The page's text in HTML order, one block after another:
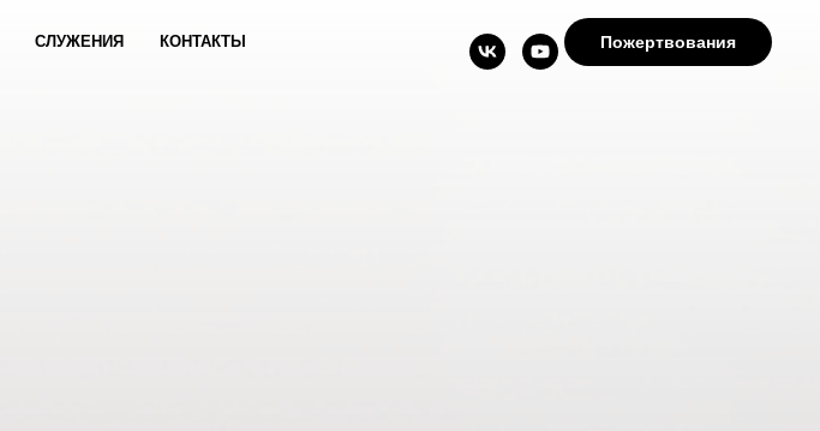
СЛУЖЕНИЯ КОНТАКТЫ Пожертвования